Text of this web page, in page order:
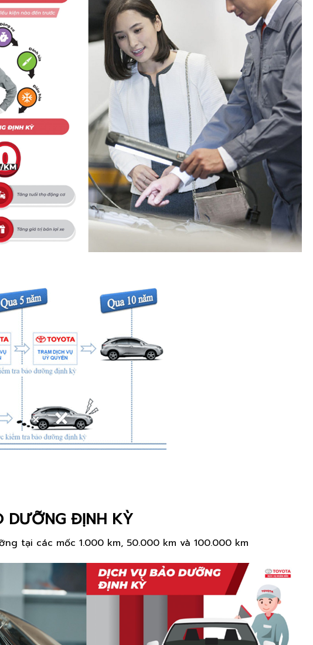
DƯỠNG ĐỊNH KỲ
tại các mốc 1.000 km, 50.000 km và 100.000 km